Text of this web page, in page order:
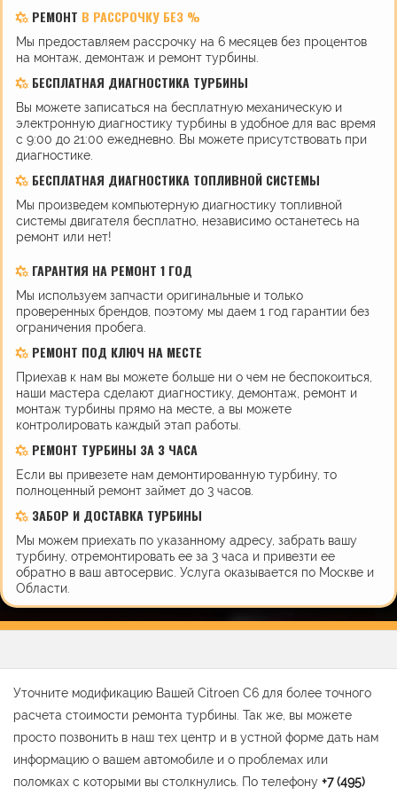
РЕМОНТ В РАССРОЧКУ БЕЗ %
Мы предоставляем рассрочку на 6 месяцев без процентов
на монтаж, демонтаж и ремонт турбины.
БЕСПЛАТНАЯ ДИАГНОСТИКА ТУРБИНЫ
Вы можете записаться на бесплатную механическую и
электронную диагностику турбины в удобное для вас время
с 9:00 до 21:00 ежедневно. Вы можете присутствовать при
диагностике.
БЕСПЛАТНАЯ ДИАГНОСТИКА ТОПЛИВНОЙ СИСТЕМЫ
Мы произведем компьютерную диагностику топливной
системы двигателя бесплатно, независимо останетесь на
ремонт или нет!
ГАРАНТИЯ НА РЕМОНТ 1 ГОД
Мы используем запчасти оригинальные и только
проверенных брендов, поэтому мы даем 1 год гарантии без
ограничения пробега.
РЕМОНТ ПОД КЛЮЧ НА МЕСТЕ
Приехав к нам вы можете больше ни о чем не беспокоиться,
наши мастера сделают диагностику, демонтаж, ремонт и
монтаж турбины прямо на месте, а вы можете
контролировать каждый этап работы.
РЕМОНТ ТУРБИНЫ ЗА 3 ЧАСА
Если вы привезете нам демонтированную турбину, то
полноценный ремонт займет до 3 часов.
ЗАБОР И ДОСТАВКА ТУРБИНЫ
Мы можем приехать по указанному адресу, забрать вашу
турбину, отремонтировать ее за 3 часа и привезти ее
обратно в ваш автосервис. Услуга оказывается по Москве и
Области.
Уточните модификацию Вашей Citroen C6 для более точного
расчета стоимости ремонта турбины. Так же, вы можете
просто позвонить в наш тех центр и в устной форме дать нам
информацию о вашем автомобиле и о проблемах или
поломках с которыми вы столкнулись. По телефону +7 (495)